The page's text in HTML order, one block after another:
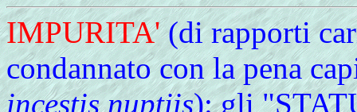
IMPURITA'(di rapporti
condannato con la pena
incestis nuptiis): gli